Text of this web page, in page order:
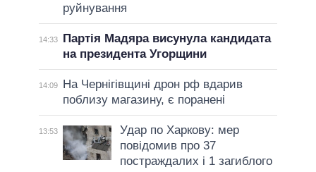
руйнування
14:33
Партія Мадяра висунула кандидата
на президента Угорщини
14:09
На Чернігівщині дрон рф вдарив
поблизу магазину, є поранені
13:53
Удар по Харкову: мер
повідомив про 37
постраждалих і 1 загиблого